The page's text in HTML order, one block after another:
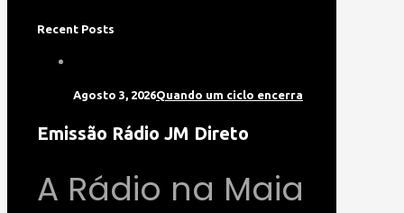
Recent Posts
Agosto 3, 2026Quando um ciclo encerra
Emissão Rádio JM Direto
A Rádio na Maia